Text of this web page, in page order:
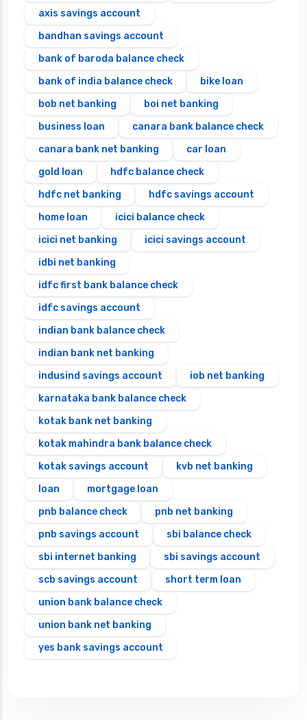
axis savings account
bandhan savings account
bank of baroda balance check
bank of india balance check
bike loan
bob net banking
boi net banking
business loan
canara bank balance check
canara bank net banking
car loan
gold loan
hdfc balance check
hdfc net banking
hdfc savings account
home loan
icici balance check
icici net banking
icici savings account
idbi net banking
idfc first bank balance check
idfc savings account
indian bank balance check
indian bank net banking
indusind savings account
iob net banking
karnataka bank balance check
kotak bank net banking
kotak mahindra bank balance check
kotak savings account
kvb net banking
loan
mortgage loan
pnb balance check
pnb net banking
pnb savings account
sbi balance check
sbi internet banking
sbi savings account
scb savings account
short term loan
union bank balance check
union bank net banking
yes bank savings account